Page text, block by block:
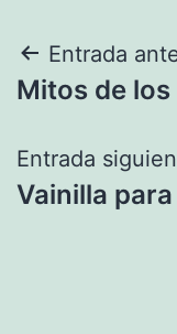
de
Entrada
Mitos de
Entrada
Vainilla